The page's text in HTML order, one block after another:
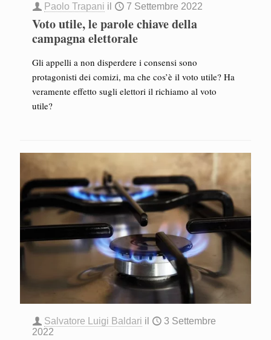
Paolo Trapani il 7 Settembre 2022
Voto utile, le parole chiave della
campagna elettorale
Gli appelli a non disperdere i consensi sono
protagonisti dei comizi, ma che cos’è il voto utile? Ha
veramente effetto sugli elettori il richiamo al voto
utile?
Salvatore Luigi Baldari il
3 Settembre
2022